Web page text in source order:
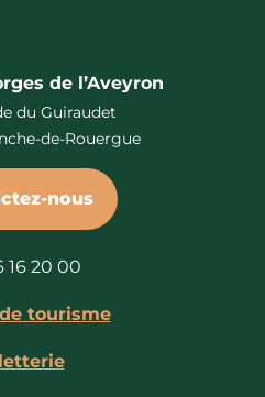
de l’Aveyron
du Guiraudet
de-Rouergue
nous
16 20 00
tourisme